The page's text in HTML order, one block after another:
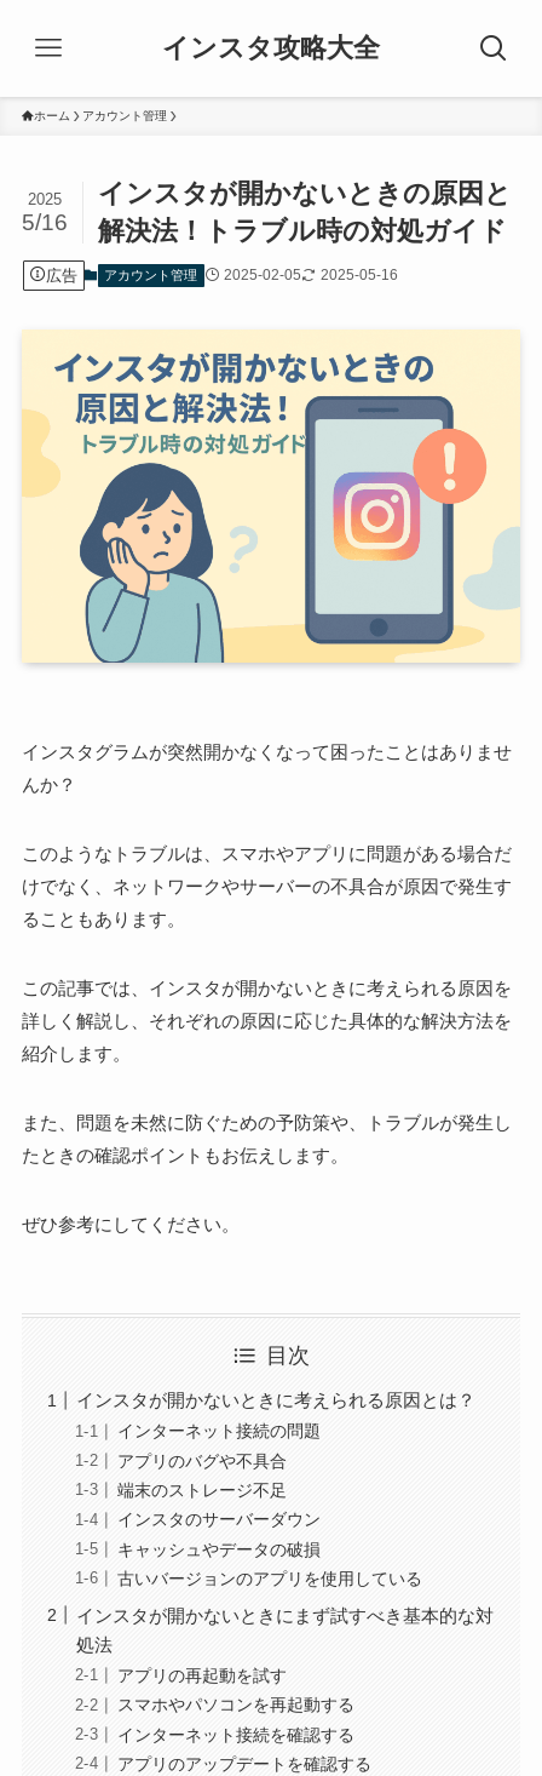
インスタ攻略大全
ホーム アカウント管理
インスタが開かないときの原因と
解決法！トラブル時の対処ガイド
2025
5/16
広告 アカウント管理 2025-02-05 2025-05-16
インスタグラムが突然開かなくなって困ったことはありませ
んか？
このようなトラブルは、スマホやアプリに問題がある場合だ
けでなく、ネットワークやサーバーの不具合が原因で発生す
ることもあります。
この記事では、インスタが開かないときに考えられる原因を
詳しく解説し、それぞれの原因に応じた具体的な解決方法を
紹介します。
また、問題を未然に防ぐための予防策や、トラブルが発生し
たときの確認ポイントもお伝えします。
ぜひ参考にしてください。
目次
インスタが開かないときに考えられる原因とは？
インターネット接続の問題
アプリのバグや不具合
端末のストレージ不足
インスタのサーバーダウン
キャッシュやデータの破損
古いバージョンのアプリを使用している
インスタが開かないときにまず試すべき基本的な対
処法
アプリの再起動を試す
スマホやパソコンを再起動する
インターネット接続を確認する
アプリのアップデートを確認する